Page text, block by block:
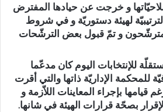
و خرجت عن حيادها المفترض
لهيئة دستوريّة و في شروط
و تمّ قبول بعض الترشّحات
للإنتخابات اليوم كان مدعّما
للمحكمة الإداريّة ذاتها والتي أقرت
قيامها بإجراء المعاينات اللاّزمة و
بصحّة قرارات الهيئة في شانها.